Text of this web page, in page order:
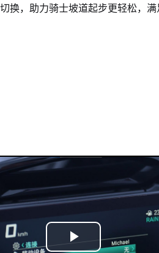
换，助力骑士坡道起步更轻松，